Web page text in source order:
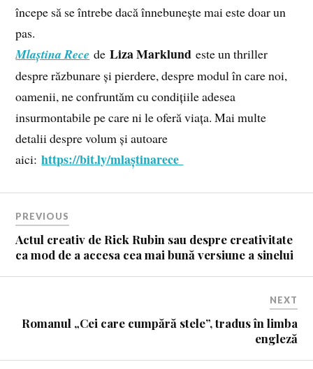
începe să se întrebe dacă înnebunește mai este doar un
pas.
Mlaștina Rece deLiza Marklund este un thriller
despre răzbunare și pierdere, despre modul în care noi,
oamenii, ne confruntăm cu condițiile adesea
insurmontabile pe care ni le oferă viața. Mai multe
detalii despre volum și autoare
aici:https://bit.ly/mlaștinarece
PREVIOUS
Actul creativ de Rick Rubin sau despre creativitate
ca mod de a accesa cea mai bună versiune a sinelui
NEXT
Romanul „Cei care cumpără stele”, tradus în limba
engleză